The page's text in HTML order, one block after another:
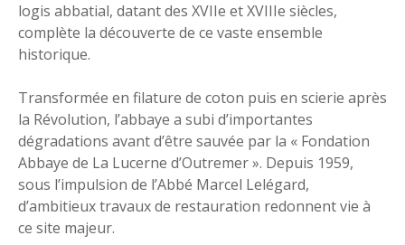
logis abbatial, datant des XVIIe et XVIIIe siècles,
complète la découverte de ce vaste ensemble
historique.
Transformée en filature de coton puis en scierie après
la Révolution, l’abbaye a subi d’importantes
dégradations avant d’être sauvée par la « Fondation
Abbaye de La Lucerne d’Outremer ». Depuis 1959,
sous l’impulsion de l’Abbé Marcel Lelégard,
d’ambitieux travaux de restauration redonnent vie à
ce site majeur.